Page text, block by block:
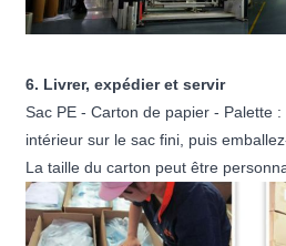
6. Livrer, expédier et servir
Sac PE - Carton de papier - Palette
intérieur sur le sac fini, puis
La taille du carton peut être